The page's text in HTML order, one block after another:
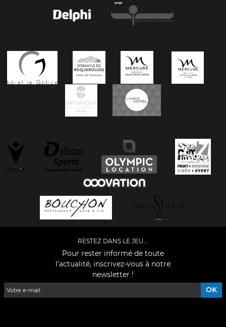
RESTEZ DANS LE JEU...
Pour rester informé de toute
l'actualité, inscrivez-vous à notre
newsletter !